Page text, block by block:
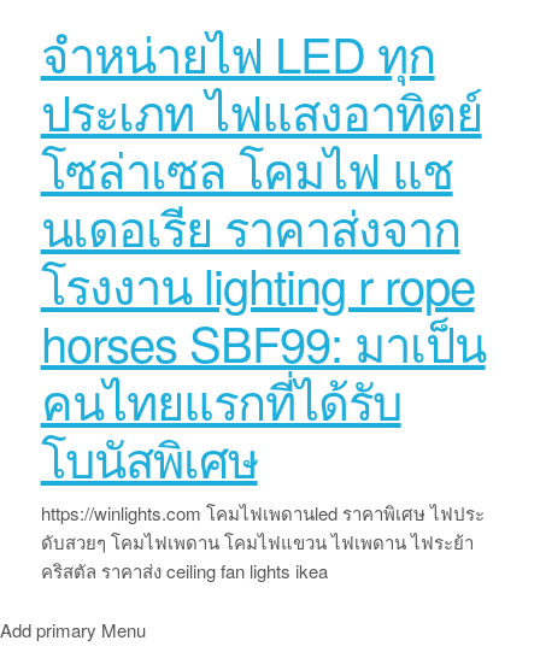
จำหน่ายไฟ LED ทุก
ประเภท ไฟแสงอาทิตย์
โซล่าเซล โคมไฟ แช
นเดอเรีย ราคาส่งจาก
โรงงาน lighting r rope
horses SBF99: มาเป็น
คนไทยแรกที่ได้รับ
โบนัสพิเศษ
https://winlights.com โคมไฟเพดานled ราคาพิเศษ ไฟประ
ดับสวยๆ โคมไฟเพดาน โคมไฟแขวน ไฟเพดาน ไฟระย้า
คริสตัล ราคาส่ง ceiling fan lights ikea
Add primary Menu